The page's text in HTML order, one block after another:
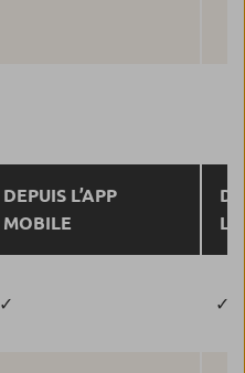
DEPUIS L’APP
MOBILE
✓ ✓